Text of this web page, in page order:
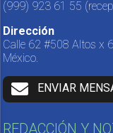
(999) 923 61 55
Dirección
Calle 62 #508 Altos x
México.
ENVIAR
REDACCIÓN Y